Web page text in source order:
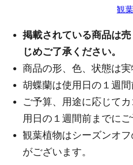
観
掲載されている商品は
じめご了承ください。
商品の形、色、状態は
胡蝶蘭は使用日の１週
ご予算、用途に応じて
用日の１週間前までに
観葉植物はシーズンオ
がございます。